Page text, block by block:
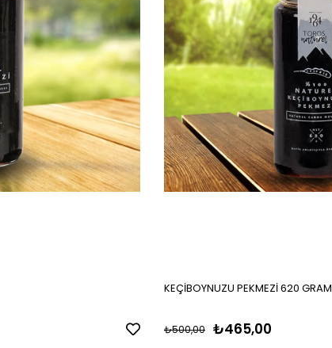
KEÇİBOYNUZU PEKMEZİ 620 GRAM
₺465,00
₺500,00